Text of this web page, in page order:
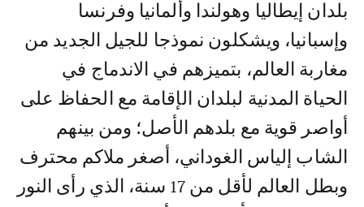
بلدان إيطاليا وهولندا وألمانيا وفرنسا
وإسبانيا، ويشكلون نموذجا للجيل الجديد من
مغاربة العالم، بتميزهم في الاندماج في
الحياة المدنية لبلدان الإقامة مع الحفاظ على
أواصر قوية مع بلدهم الأصل؛ ومن بينهم
الشاب إلياس الغوداني، أصغر ملاكم محترف
وبطل العالم لأقل من 17 سنة، الذي رأى النور